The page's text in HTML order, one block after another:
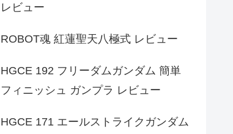
レビュー
ROBOT魂 紅蓮聖天八極式 レビュー
HGCE 192 フリーダムガンダム 簡単
フィニッシュ ガンプラ レビュー
HGCE 171 エールストライクガンダム